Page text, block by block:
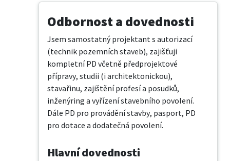
Odbornost a dovednosti
Jsem samostatný projektant s autorizací
(technik pozemních staveb), zajišťuji
kompletní PD včetně předprojektové
přípravy, studii (i architektonickou),
stavařinu, zajištění profesí a posudků,
inženýring a vyřízení stavebního povolení.
Dále PD pro provádění stavby, pasport, PD
pro dotace a dodatečná povolení.
Hlavní dovednosti